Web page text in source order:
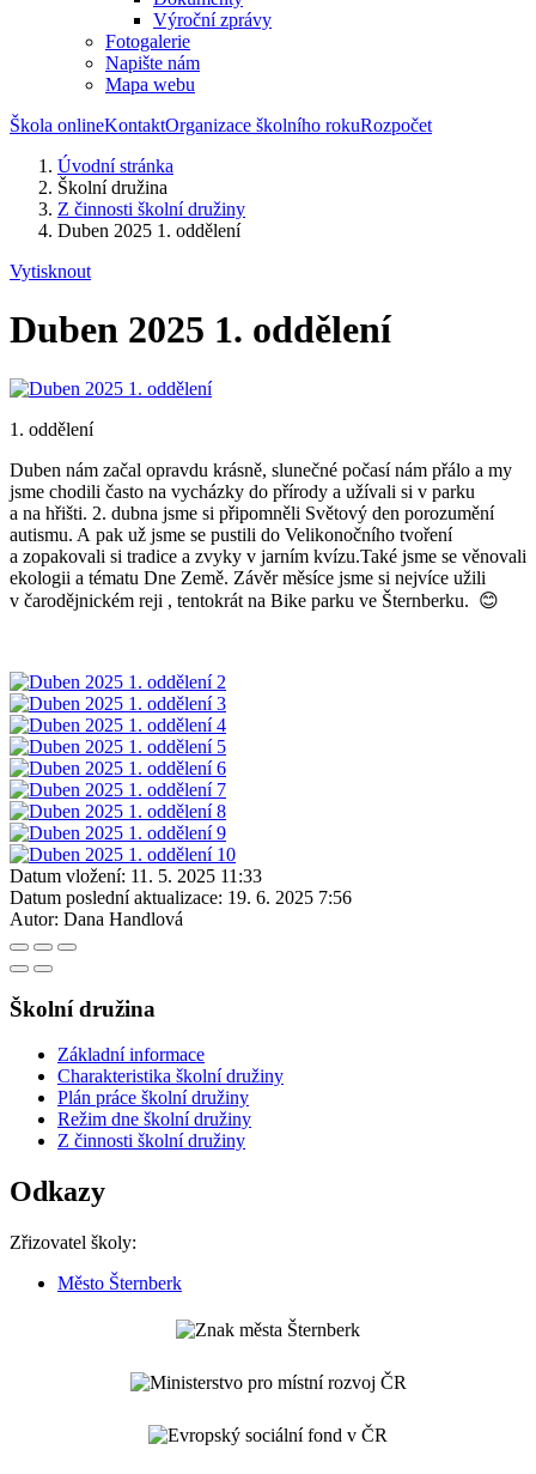
Výroční zprávy
Fotogalerie
Napište nám
Mapa webu
Škola onlineKontaktOrganizace školního rokuRozpočet
Úvodní stránka
Školní družina
Z činnosti školní družiny
Duben 2025 1. oddělení
Vytisknout
Duben 2025 1. oddělení
1. oddělení
Duben nám začal opravdu krásně, slunečné počasí nám přálo a my
jsme chodili často na vycházky do přírody a užívali si v parku
a na hřišti. 2. dubna jsme si připomněli Světový den porozumění
autismu. A pak už jsme se pustili do Velikonočního tvoření
a zopakovali si tradice a zvyky v jarním kvízu.Také jsme se věnovali
ekologii a tématu Dne Země. Závěr měsíce jsme si nejvíce užili
v čarodějnickém reji , tentokrát na Bike parku ve Šternberku. 😊
Datum vložení: 11. 5. 2025 11:33
Datum poslední aktualizace: 19. 6. 2025 7:56
Autor: Dana Handlová
Školní družina
Základní informace
Charakteristika školní družiny
Plán práce školní družiny
Režim dne školní družiny
Z činnosti školní družiny
Odkazy
Zřizovatel školy:
Město Šternberk